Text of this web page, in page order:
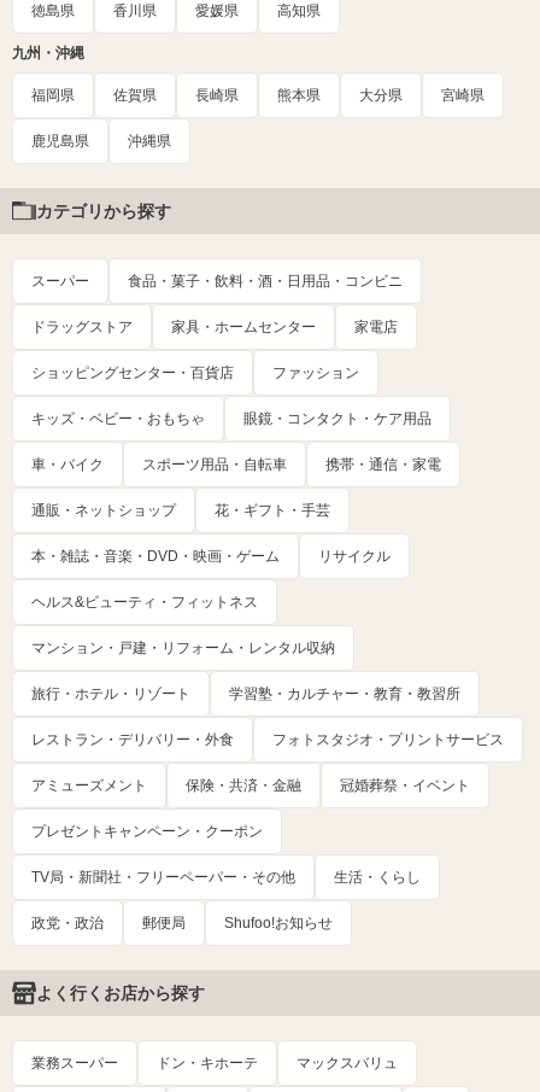
徳島県 香川県 愛媛県 高知県
九州・沖縄
福岡県 佐賀県 長崎県 熊本県 大分県 宮崎県
鹿児島県 沖縄県
カテゴリから探す
スーパー 食品・菓子・飲料・酒・日用品・コンビニ
ドラッグストア 家具・ホームセンター 家電店
ショッピングセンター・百貨店 ファッション
キッズ・ベビー・おもちゃ 眼鏡・コンタクト・ケア用品
車・バイク スポーツ用品・自転車 携帯・通信・家電
通販・ネットショップ 花・ギフト・手芸
本・雑誌・音楽・DVD・映画・ゲーム リサイクル
ヘルス&ビューティ・フィットネス
マンション・戸建・リフォーム・レンタル収納
旅行・ホテル・リゾート 学習塾・カルチャー・教育・教習所
レストラン・デリバリー・外食 フォトスタジオ・プリントサービス
アミューズメント 保険・共済・金融 冠婚葬祭・イベント
プレゼントキャンペーン・クーポン
TV局・新聞社・フリーペーパー・その他 生活・くらし
政党・政治 郵便局 Shufoo!お知らせ
よく行くお店から探す
業務スーパー ドン・キホーテ マックスバリュ